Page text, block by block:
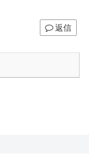
返信